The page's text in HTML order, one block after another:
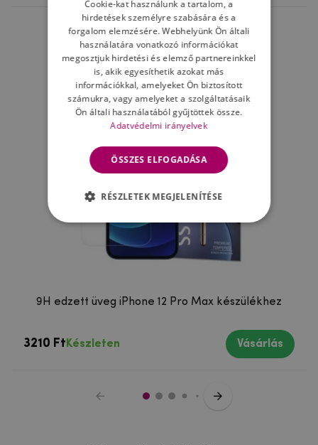
Ne felejtsd el
9H edzett üveg iPhone 12 Pro Max készülékhez
3210 Ft Készleten Vásárlás
Cookie-kat használunk a tartalom, a
hirdetések személyre szabására és a
forgalom elemzésére. Webhelyünk Ön általi
használatára vonatkozó információkat
megosztjuk hirdetési és elemző partnereinkkel
is, akik egyesíthetik azokat más
információkkal, amelyeket Ön biztosított
számukra, vagy amelyeket a szolgáltatásaik
Ön általi használatából gyűjtöttek össze.
Adatvédelmi irányelvek
ÖSSZES ELFOGADÁSA
RÉSZLETEK MEGJELENÍTÉSE